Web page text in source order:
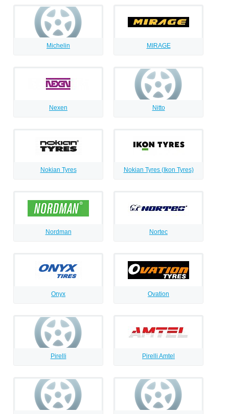
Michelin MIRAGE
Nexen Nitto
Nokian Tyres Nokian Tyres (Ikon Tyres)
Nordman Nortec
Onyx Ovation
Pirelli Pirelli Amtel